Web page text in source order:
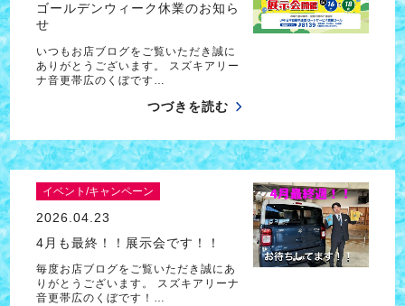
ゴールデンウィーク休業のお知ら
せ
いつもお店ブログをご覧いただき誠に
ありがとうございます。 スズキアリー
ナ音更帯広のくぼです…
つづきを読む
イベント/キャンペーン
2026.04.23
4月も最終！！展示会です！！
毎度お店ブログをご覧いただき誠にあ
りがとうございます。 スズキアリーナ
音更帯広のくぼです！…